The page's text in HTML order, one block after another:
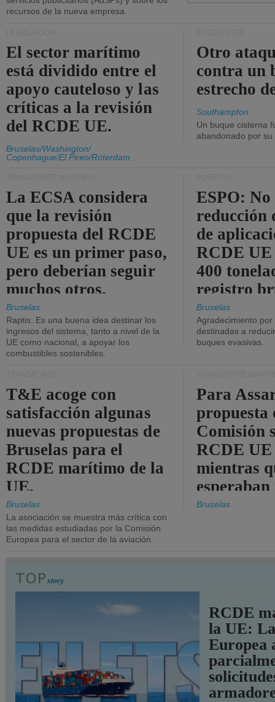
recursos de la nueva empresa.
El sector marítimo
está dividido entre el
apoyo cauteloso y las
críticas a la revisión
del RCDE UE.
Bruselas/Washington/
Copenhague/El Pireo/Róterdam
Otro
contra un
estrecho
Southampton
Un buque cisterna
abandonado por su
La ECSA considera
que la revisión
propuesta del RCDE
UE es un primer paso,
pero deberían seguir
muchos otros.
Bruselas
Raptis: Es una buena idea destinar los
ingresos del sistema, tanto a nivel de la
UE como nacional, a apoyar los
combustibles sostenibles.
ESPO: No
reducción
de
RCDE UE
400
registro
Bruselas
Agradecimiento
destinadas a
buques evasivas.
T&E acoge con
satisfacción algunas
nuevas propuestas de
Bruselas para el
RCDE marítimo de la
UE.
Bruselas
La asociación se muestra más crítica con
las medidas estudiadas por la Comisión
Europea para el sector de la aviación.
Para
propuesta
Comisión
RCDE
mientras
más
Bruselas
RCDE
la UE:
Europea